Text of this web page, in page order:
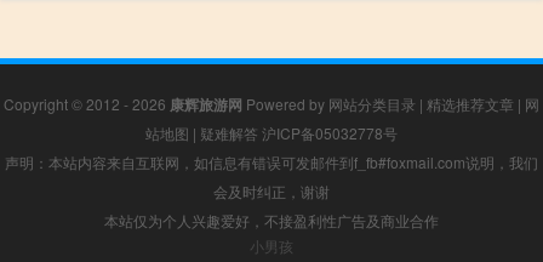
Copyright © 2012 - 2026 康辉旅游网 Powered by 网站分类目录 | 精选推荐文章 | 网
站地图 | 疑难解答 沪ICP备05032778号
声明：本站内容来自互联网，如信息有错误可发邮件到f_fb#foxmail.com说明，我们
会及时纠正，谢谢
本站仅为个人兴趣爱好，不接盈利性广告及商业合作
小男孩